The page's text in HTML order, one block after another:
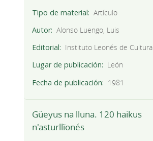
Tipo de material
Artículo
Autor
Alonso Luengo, Luis
Editorial
Instituto Leonés de Cultura
Lugar de publicación
León
Fecha de publicación
1981
Güeyus na lluna. 120 haikus
n'asturllïonés